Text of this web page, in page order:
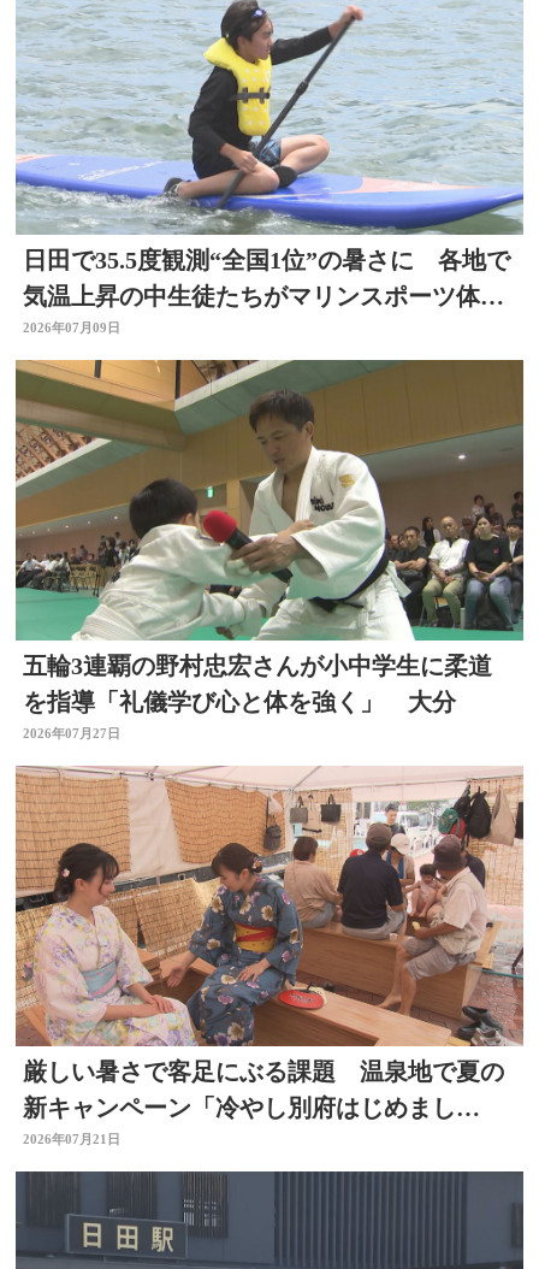
日田で35.5度観測“全国1位”の暑さに 各地で
気温上昇の中生徒たちがマリンスポーツ体
験 大分
2026年07月09日
五輪3連覇の野村忠宏さんが小中学生に柔道
を指導「礼儀学び心と体を強く」 大分
2026年07月27日
厳しい暑さで客足にぶる課題 温泉地で夏の
新キャンペーン「冷やし別府はじめまし
た」 冷たい足湯など設置
2026年07月21日